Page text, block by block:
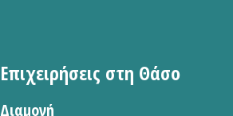
Επιχειρήσεις στη Θάσο
Διαμονή